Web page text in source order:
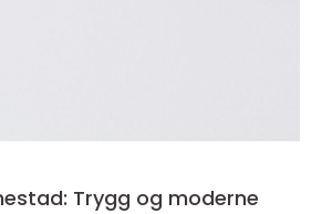
Trygg og moderne